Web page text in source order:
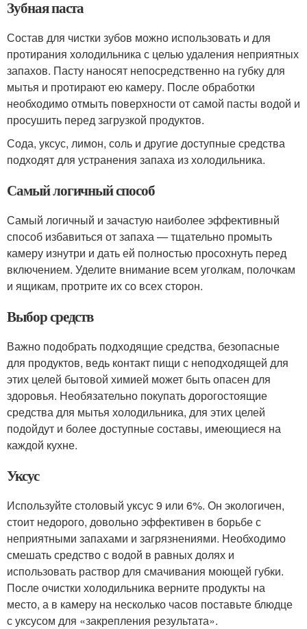
Зубная паста
Состав для чистки зубов можно использовать и для
протирания холодильника с целью удаления неприятных
запахов. Пасту наносят непосредственно на губку для
мытья и протирают ею камеру. После обработки
необходимо отмыть поверхности от самой пасты водой и
просушить перед загрузкой продуктов.
Сода, уксус, лимон, соль и другие доступные средства
подходят для устранения запаха из холодильника.
Самый логичный способ
Самый логичный и зачастую наиболее эффективный
способ избавиться от запаха — тщательно промыть
камеру изнутри и дать ей полностью просохнуть перед
включением. Уделите внимание всем уголкам, полочкам
и ящикам, протрите их со всех сторон.
Выбор средств
Важно подобрать подходящие средства, безопасные
для продуктов, ведь контакт пищи с неподходящей для
этих целей бытовой химией может быть опасен для
здоровья. Необязательно покупать дорогостоящие
средства для мытья холодильника, для этих целей
подойдут и более доступные составы, имеющиеся на
каждой кухне.
Уксус
Используйте столовый уксус 9 или 6%. Он экологичен,
стоит недорого, довольно эффективен в борьбе с
неприятными запахами и загрязнениями. Необходимо
смешать средство с водой в равных долях и
использовать раствор для смачивания моющей губки.
После очистки холодильника верните продукты на
место, а в камеру на несколько часов поставьте блюдце
с уксусом для «закрепления результата».